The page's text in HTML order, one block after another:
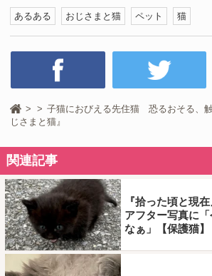
あるある おじさまと猫 ペット 猫
子猫におびえる先住猫 恐るおそる、
じさまと猫』
関連記事
『拾った頃と現
アフター写真に
なぁ」【保護猫】